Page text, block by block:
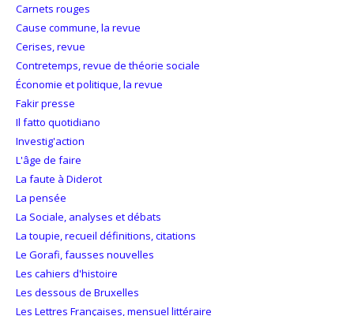
Carnets rouges
Cause commune, la revue
Cerises, revue
Contretemps, revue de théorie sociale
Économie et politique, la revue
Fakir presse
Il fatto quotidiano
Investig'action
L'âge de faire
La faute à Diderot
La pensée
La Sociale, analyses et débats
La toupie, recueil définitions, citations
Le Gorafi, fausses nouvelles
Les cahiers d'histoire
Les dessous de Bruxelles
Les Lettres Françaises, mensuel littéraire